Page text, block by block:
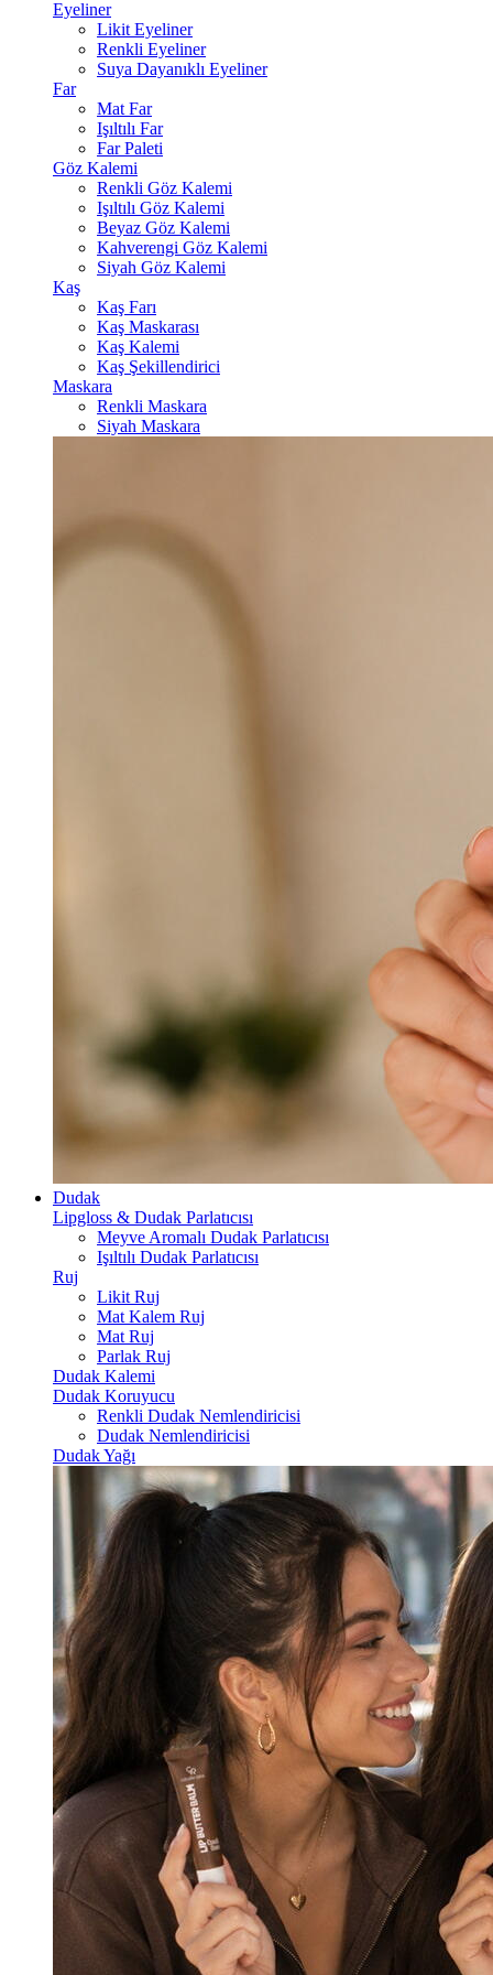
Eyeliner
Likit Eyeliner
Renkli Eyeliner
Suya Dayanıklı Eyeliner
Far
Mat Far
Işıltılı Far
Far Paleti
Göz Kalemi
Renkli Göz Kalemi
Işıltılı Göz Kalemi
Beyaz Göz Kalemi
Kahverengi Göz Kalemi
Siyah Göz Kalemi
Kaş
Kaş Farı
Kaş Maskarası
Kaş Kalemi
Kaş Şekillendirici
Maskara
Renkli Maskara
Siyah Maskara
Dudak
Lipgloss & Dudak Parlatıcısı
Meyve Aromalı Dudak Parlatıcısı
Işıltılı Dudak Parlatıcısı
Ruj
Likit Ruj
Mat Kalem Ruj
Mat Ruj
Parlak Ruj
Dudak Kalemi
Dudak Koruyucu
Renkli Dudak Nemlendiricisi
Dudak Nemlendiricisi
Dudak Yağı